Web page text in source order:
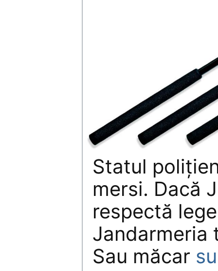
Statul
mersi. Dacă
respectă
Jandarmeria
Sau măcar